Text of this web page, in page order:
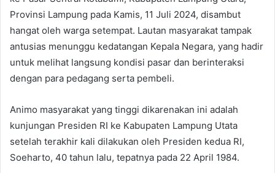
Provinsi Lampung pada Kamis, 11 Juli 2024, disambut
hangat oleh warga setempat. Lautan masyarakat tampak
antusias menunggu kedatangan Kepala Negara, yang hadir
untuk melihat langsung kondisi pasar dan berinteraksi
dengan para pedagang serta pembeli.
Animo masyarakat yang tinggi dikarenakan ini adalah
kunjungan Presiden RI ke Kabupaten Lampung Utata
setelah terakhir kali dilakukan oleh Presiden kedua RI,
Soeharto, 40 tahun lalu, tepatnya pada 22 April 1984.